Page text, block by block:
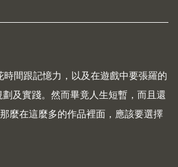
間跟記憶力，以及在遊戲中要張羅的
及實踐。然而畢竟人生短暫，而且還
麼在這麼多的作品裡面，應該要選擇